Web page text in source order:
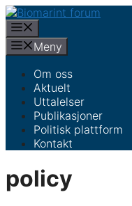
Hopp
til
innholdMeny
Om oss
Aktuelt
Uttalelser
Publikasjoner
Politisk plattform
Kontakt
policy